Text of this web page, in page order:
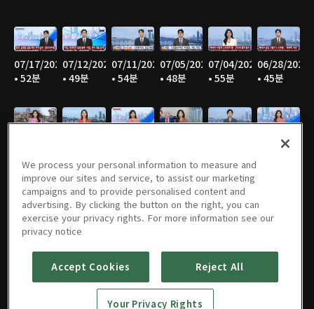
07/17/2026
• 52분
07/12/2026
• 49분
07/11/2026
• 54분
07/05/2026
• 48분
07/04/2026
• 55분
06/28/2026
• 45분
• 53분
• 46분
06/07/2026
06/06/2026
• 55분
05/31/2026
• 46분
05/30/202605/25/202605/24/202605/23/2026
05/16/202605/10/202605/09/2026
We process your personal information to measure and
improve our sites and service, to assist our marketing
campaigns and to provide personalised content and
advertising. By clicking the button on the right, you can
exercise your privacy rights. For more information see our
privacy notice
Accept Cookies Reject All
Your Privacy Rights